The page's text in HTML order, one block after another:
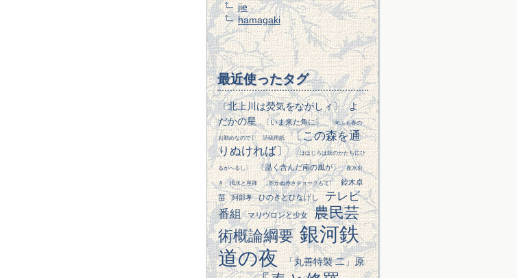
jie
hamagaki
最近使ったタグ
〔北上川は熒気をながしィ〕 よ
だかの星
〔いま来た角に〕 〔向ふも春の
お勤めなので〕 詩稿用紙
〔この森を通
りぬければ〕
〔ほほじろは鼓のかたちにひ
るがへるし〕 〔温く含んだ南の風が〕 夜水引
き 渇水と座禅 〔乾かぬ赤きチョークもて〕
鈴木卓
苗
阿部孝 ひのきとひなげし
テレビ
番組
マリヴロンと少女
農民芸
術概論綱要 銀河鉄
道の夜
「丸善特製 二」原